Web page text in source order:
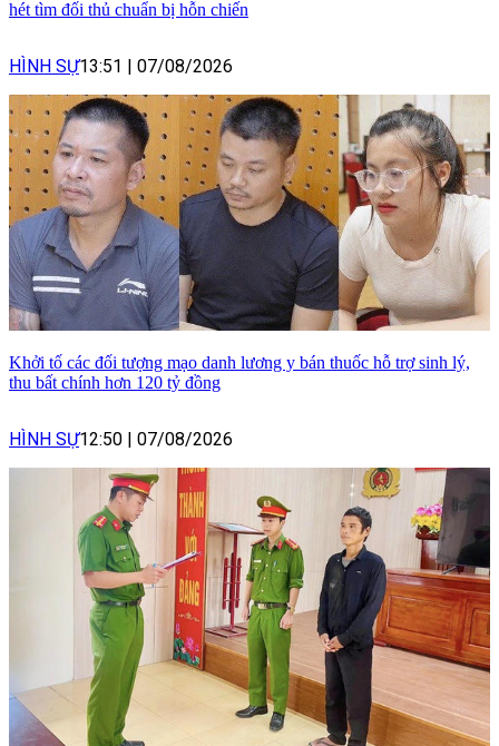
hét tìm đối thủ chuẩn bị hỗn chiến
HÌNH SỰ13:51 | 07/08/2026
Khởi tố các đối tượng mạo danh lương y bán thuốc hỗ trợ sinh lý,
thu bất chính hơn 120 tỷ đồng
HÌNH SỰ12:50 07/08/2026